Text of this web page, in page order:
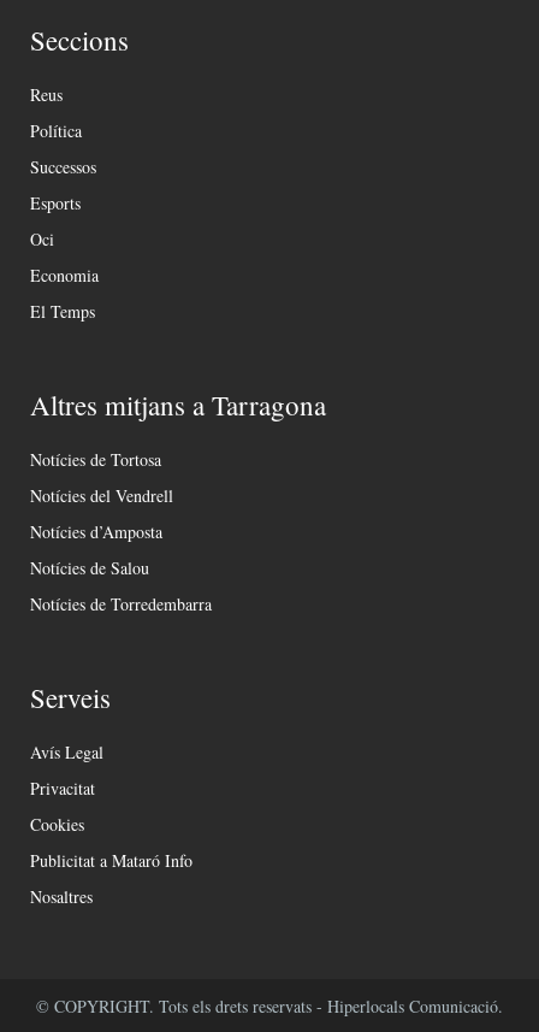
Seccions
Reus
Política
Successos
Esports
Oci
Economia
El Temps
Altres mitjans a Tarragona
Notícies de Tortosa
Notícies del Vendrell
Notícies d’Amposta
Notícies de Salou
Notícies de Torredembarra
Serveis
Avís Legal
Privacitat
Cookies
Publicitat a Mataró Info
Nosaltres
© COPYRIGHT. Tots els drets reservats - Hiperlocals Comunicació.